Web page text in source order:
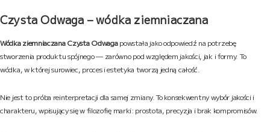
Czysta Odwaga – wódka ziemniaczana
Wódka ziemniaczana Czysta Odwagapowstała jako odpowiedź na potrzebę
stworzenia produktu spójnego — zarówno pod względem jakości, jak i formy. To
wódka, w której surowiec, proces i estetyka tworzą jedną całość.
Nie jest to próba reinterpretacji dla samej zmiany. To konsekwentny wybór jakości i
charakteru, wpisujący się w filozofię marki: prostota, precyzja i brak kompromisów.